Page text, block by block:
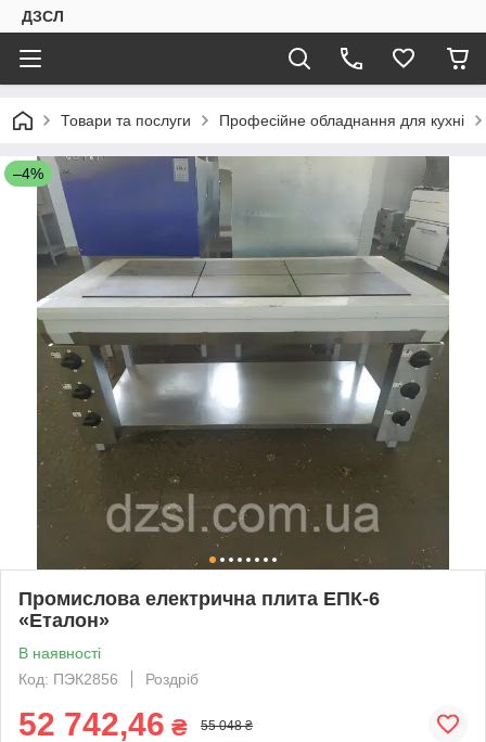
ДЗСЛ
Товари та послуги Професійне обладнання для кухні
–4%
Промислова електрична плита ЕПК-6
«Еталон»
В наявності
Код: ПЭК2856
Роздріб
52 742,46 ₴ 55 048 ₴